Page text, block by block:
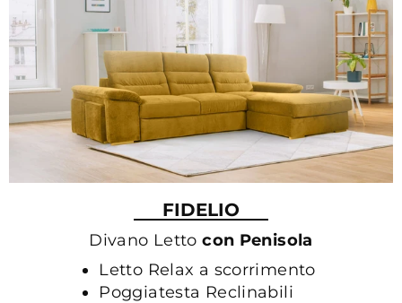
FIDELIO
Divano Lettocon Penisola
Letto Relax a scorrimento
Poggiatesta Reclinabili